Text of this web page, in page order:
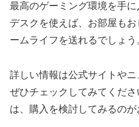
最高のゲーミング環境を手
デスクを使えば、お部屋も
ームライフを送れるでしょう
詳しい情報は公式サイトやニ
ぜひチェックしてみてくだ
は、購入を検討してみるのが